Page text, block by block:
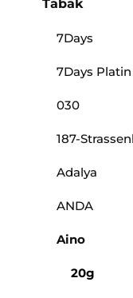
Tabak
7Days
7Days Platin
030
187-
Adalya
ANDA
Aino
20g